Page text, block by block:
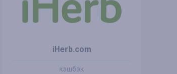
iHerb.com
кэшбэк